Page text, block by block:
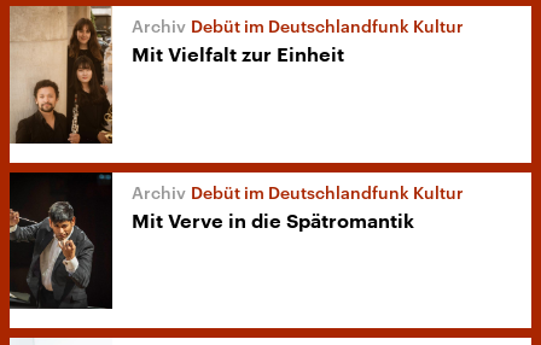
Debüt im Deutschlandfunk Kultur
Mit Vielfalt zur Einheit
Debüt im Deutschlandfunk Kultur
Mit Verve in die Spätromantik